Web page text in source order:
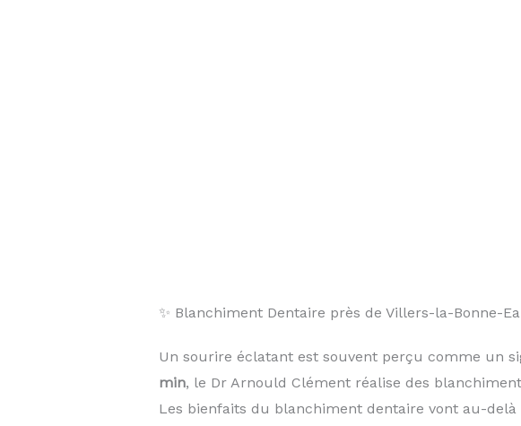
✨ Blanchiment Dentaire près de Villers-la-Bonne-
Un sourire éclatant est souvent perçu comme un
min, le Dr Arnould Clément réalise des
Les bienfaits du blanchiment dentaire vont au-delà